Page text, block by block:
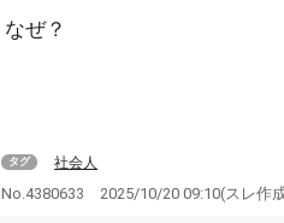
なぜ？
タグ 社会人
No.4380633 2025/10/20 09:10(スレ作